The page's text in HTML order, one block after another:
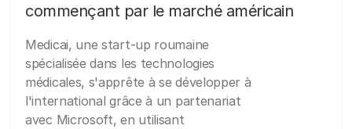
commençant par le marché américain
Medicai, une start-up roumaine
spécialisée dans les technologies
médicales, s'apprête à se développer à
l'international grâce à un partenariat
avec Microsoft, en utilisant